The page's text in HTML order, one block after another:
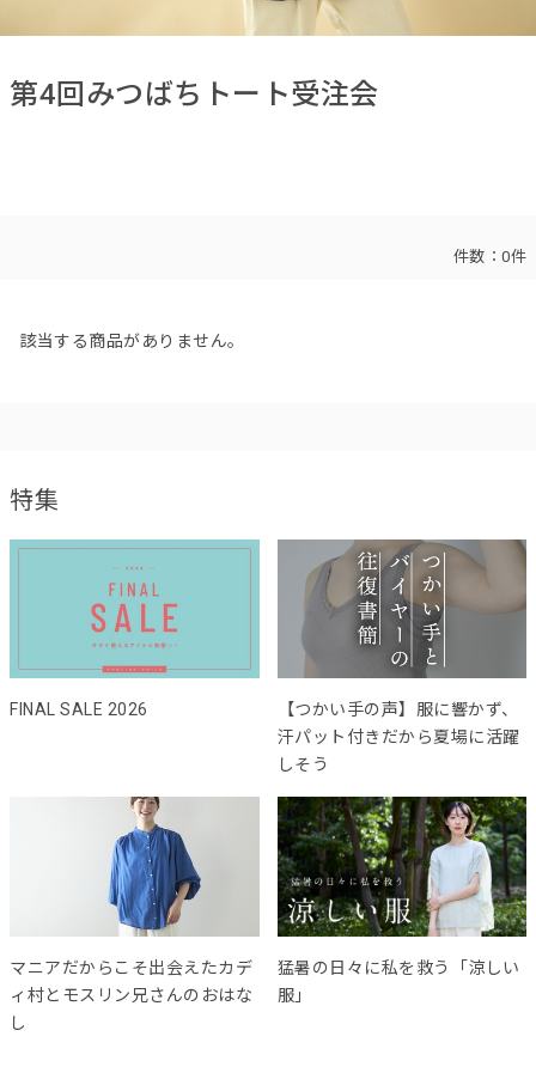
第4回みつばちトート受注会
件数： 0件
該当する商品がありません。
特集
FINAL SALE 2026
【つかい手の声】服に響かず、
汗パット付きだから夏場に活躍
しそう
マニアだからこそ出会えたカデ
ィ村とモスリン兄さんのおはな
し
猛暑の日々に私を救う「涼しい
服」